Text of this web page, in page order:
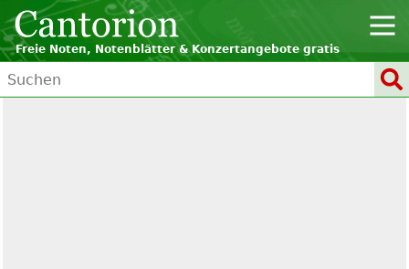
Freie Noten, Notenblätter & Konzertangebote gratis